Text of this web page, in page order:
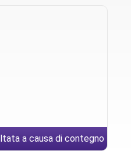
a causa di contegno